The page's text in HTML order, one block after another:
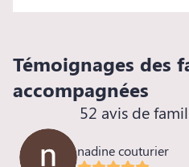
Témoignages des
accompagnées
52 avis de
nadine couturier